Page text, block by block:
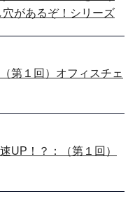
があるぞ！シリーズ
第１回）オフィスチェ
UP！？：（第１回）